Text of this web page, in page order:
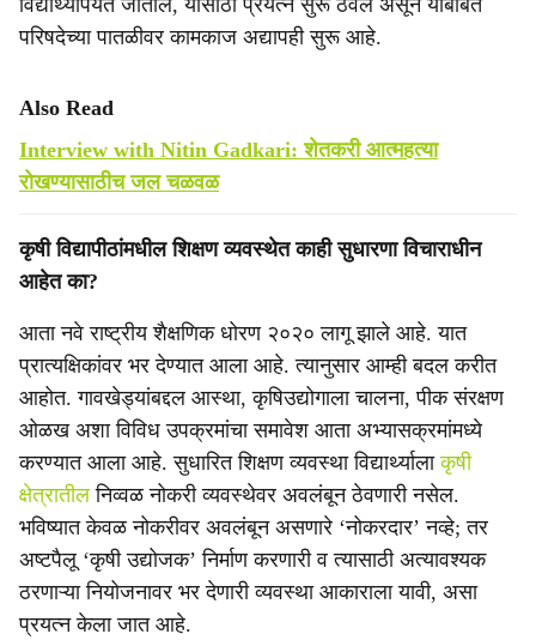
विद्यार्थ्यांपर्यंत जातील, यासाठी प्रयत्न सुरू ठेवले असून याबाबत
परिषदेच्या पातळीवर कामकाज अद्यापही सुरू आहे.
Also Read
Interview with Nitin Gadkari: शेतकरी आत्महत्या
रोखण्यासाठीच जल चळवळ
कृषी विद्यापीठांमधील शिक्षण व्यवस्थेत काही सुधारणा विचाराधीन
आहेत का?
आता नवे राष्ट्रीय शैक्षणिक धोरण २०२० लागू झाले आहे. यात
प्रात्यक्षिकांवर भर देण्यात आला आहे. त्यानुसार आम्ही बदल करीत
आहोत. गावखेड्यांबद्दल आस्था, कृषिउद्योगाला चालना, पीक संरक्षण
ओळख अशा विविध उपक्रमांचा समावेश आता अभ्यासक्रमांमध्ये
करण्यात आला आहे. सुधारित शिक्षण व्यवस्था विद्यार्थ्यालाकृषी
क्षेत्रातीलनिव्वळ नोकरी व्यवस्थेवर अवलंबून ठेवणारी नसेल.
भविष्यात केवळ नोकरीवर अवलंबून असणारे ‘नोकरदार’ नव्हे; तर
अष्टपैलू ‘कृषी उद्योजक’ निर्माण करणारी व त्यासाठी अत्यावश्यक
ठरणाऱ्या नियोजनावर भर देणारी व्यवस्था आकाराला यावी, असा
प्रयत्न केला जात आहे.